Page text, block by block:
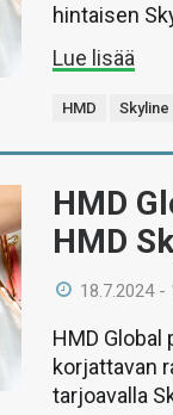
hintaisen
Lue lisää
HMD Skyline
HMD
HMD
18.7.2024 -
HMD
korjattavan
tarjoavalla